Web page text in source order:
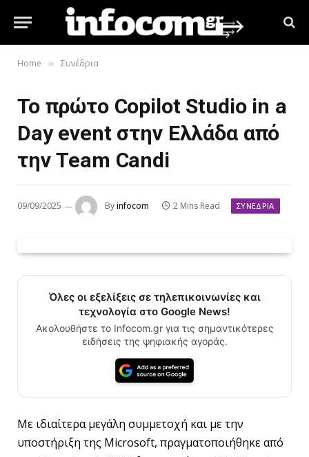
Home » Συνέδρια
Το πρώτο Copilot Studio in a
Day event στην Ελλάδα από
την Team Candi
09/09/2025 Byinfocom 2 Mins Read ΣΥΝΈΔΡΙΑ
Όλες οι εξελίξεις σε τηλεπικοινωνίες και
τεχνολογία στο Google News!
Ακολουθήστε το Infocom.gr για τις σημαντικότερες
ειδήσεις της ψηφιακής αγοράς.
Mε ιδιαίτερα μεγάλη συμμετοχή και με την
υποστήριξη της Microsoft, πραγματοποιήθηκε από